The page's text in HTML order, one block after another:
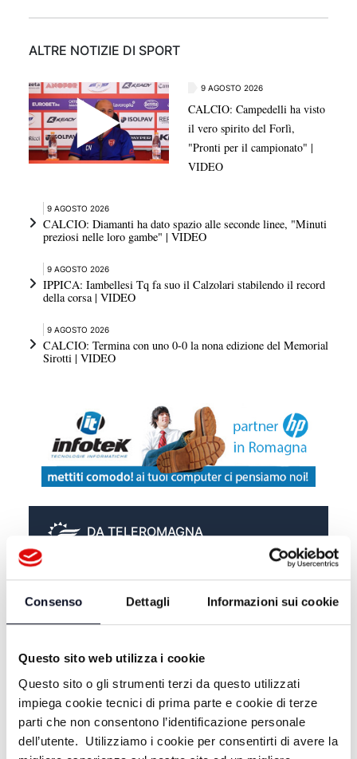
Consenso Dettagli Informazioni sui cookie
Questo sito web utilizza i cookie
Questo sito o gli strumenti terzi da questo utilizzati
impiega cookie tecnici di prima parte e cookie di terze
parti che non consentono l’identificazione personale
dell’utente. Utilizziamo i cookie per consentirti di avere la
ALTRE NOTIZIE DI SPORT
9 AGOSTO 2026
CALCIO: Campedelli ha visto
il vero spirito del Forlì,
"Pronti per il campionato" |
VIDEO
9 AGOSTO 2026
CALCIO: Diamanti ha dato spazio alle seconde linee, "Minuti
preziosi nelle loro gambe" | VIDEO
9 AGOSTO 2026
IPPICA: Iambellesi Tq fa suo il Calzolari stabilendo il record
della corsa | VIDEO
9 AGOSTO 2026
CALCIO: Termina con uno 0-0 la nona edizione del Memorial
Sirotti | VIDEO
DA TELEROMAGNA
PIANETA BIANCONERO -
PIANETA BIANCONERO -
27/04/2026